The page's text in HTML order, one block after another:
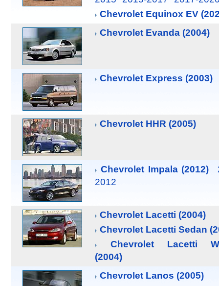
Chevrolet Equinox EV
Chevrolet Evanda (2004)
Chevrolet Express (2003)
Chevrolet HHR (2005)
Chevrolet Impala (2012)
2012
Chevrolet Lacetti (2004)
Chevrolet Lacetti Sedan
Chevrolet Lacetti
(2004)
Chevrolet Lanos (2005)